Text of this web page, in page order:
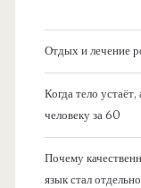
Отдых и лечение
Когда тело
человеку за 60
Почему
язык стал